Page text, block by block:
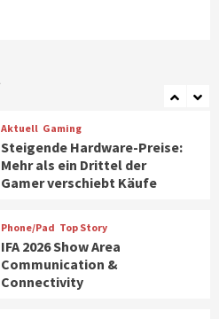
Ventilatoren
Aktuell Gaming
Steigende Hardware-Preise:
Mehr als ein Drittel der
Gamer verschiebt Käufe
Phone/Pad Top Story
IFA 2026 Show Area
Communication &
Connectivity